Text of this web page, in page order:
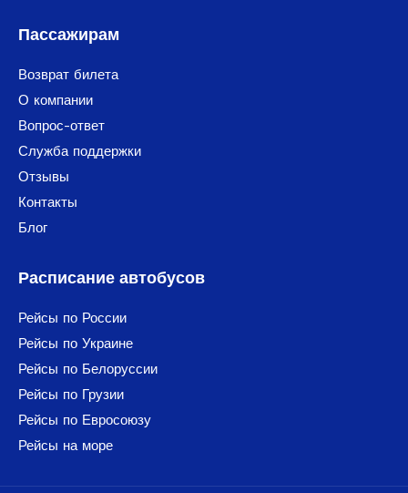
Пассажирам
Возврат билета
О компании
Вопрос-ответ
Служба поддержки
Отзывы
Контакты
Блог
Расписание автобусов
Рейсы по России
Рейсы по Украине
Рейсы по Белоруссии
Рейсы по Грузии
Рейсы по Евросоюзу
Рейсы на море